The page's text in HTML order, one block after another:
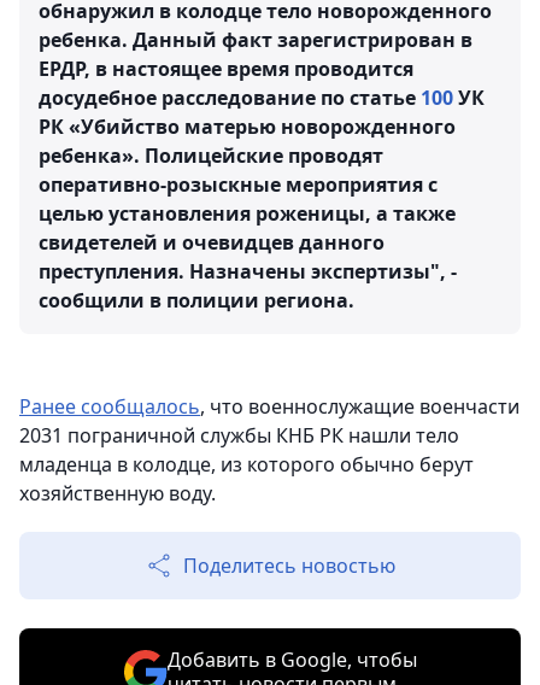
обнаружил в колодце тело новорожденного
ребенка. Данный факт зарегистрирован в
ЕРДР, в настоящее время проводится
досудебное расследование по статье 100УК
РК «Убийство матерью новорожденного
ребенка». Полицейские проводят
оперативно-розыскные мероприятия с
целью установления роженицы, а также
свидетелей и очевидцев данного
преступления. Назначены экспертизы", -
сообщили в полиции региона.
Ранее сообщалось, что военнослужащие военчасти
2031 пограничной службы КНБ РК нашли тело
младенца в колодце, из которого обычно берут
хозяйственную воду.
Поделитесь новостью
Добавить в Google, чтобы